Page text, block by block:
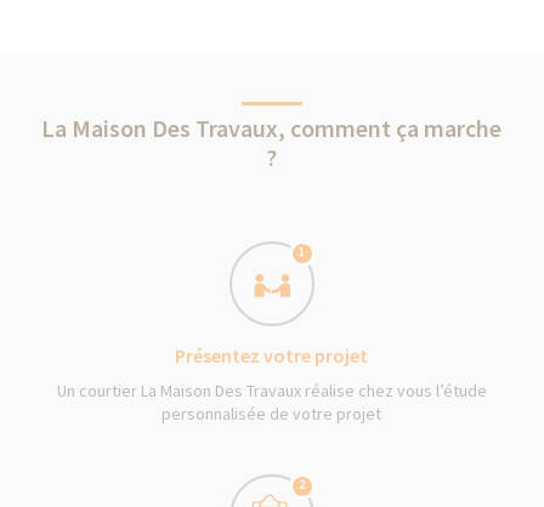
La Maison Des Travaux, comment ça marche
?
1
Présentez votre projet
Un courtier La Maison Des Travaux réalise chez vous l’étude
personnalisée de votre projet
2